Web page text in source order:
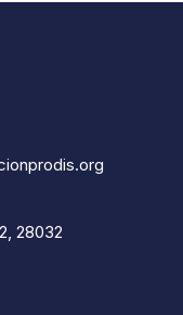
28032